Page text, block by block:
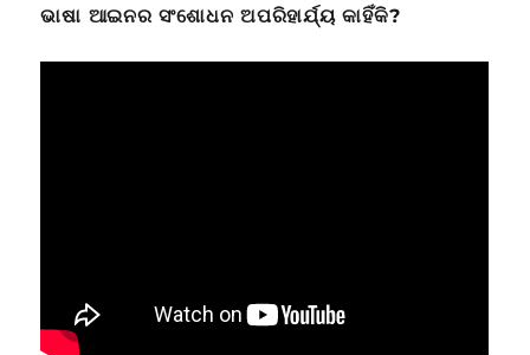
ଭାଷା ଆଇନର ସଂଶୋଧନ ଅପରିହାର୍ଯ୍ୟ କାହିଁକି?